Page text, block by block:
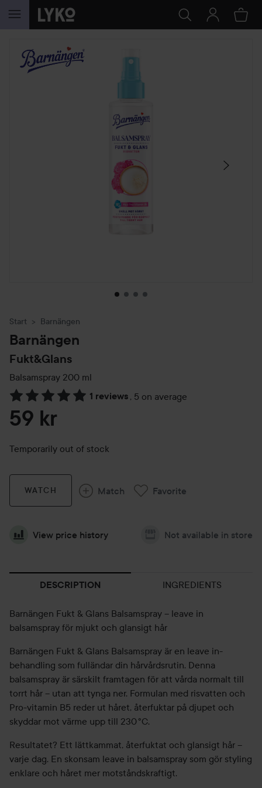
SKIP TO CONTENT
SKIP SECTION
Start Barnängen
Barnängen
Fukt&Glans
Balsamspray 200 ml
1 reviews , 5 on average
Skip to Reviews & comments
59 kr
Temporarily out of stock
WATCH Match Favorite
View price history Not available in store
DESCRIPTION INGREDIENTS
Barnängen Fukt & Glans Balsamspray – leave in
balsamspray för mjukt och glansigt hår
Barnängen Fukt & Glans Balsamspray är en leave in-
behandling som fulländar din hårvårdsrutin. Denna
balsamspray är särskilt framtagen för att vårda normalt till
torrt hår – utan att tynga ner. Formulan med risvatten och
Pro-vitamin B5 reder ut håret, återfuktar på djupet och
skyddar mot värme upp till 230 °C.
Resultatet? Ett lättkammat, återfuktat och glansigt hår –
varje dag. En skonsam leave in balsamspray som gör styling
enklare och håret mer motståndskraftigt.